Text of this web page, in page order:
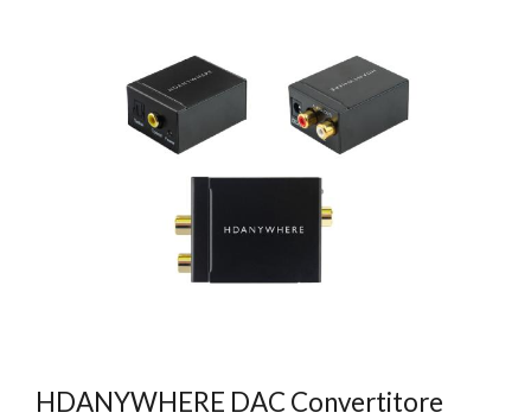
HDANYWHERE DAC Convertitore